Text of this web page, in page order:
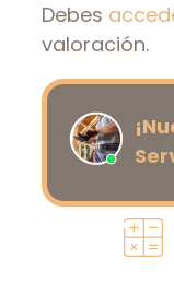
Debes
valoración.